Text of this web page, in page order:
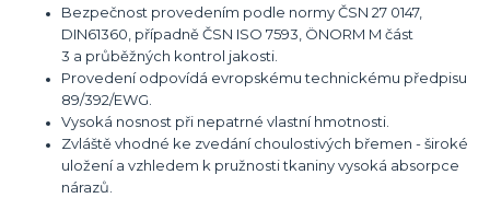
Bezpečnost provedením podle normy ČSN 27 0147,
DIN61360, případně ČSN ISO 7593, ÖNORM M část
3 a průběžných kontrol jakosti.
Provedení odpovídá evropskému technickému předpisu
89/392/EWG.
Vysoká nosnost při nepatrné vlastní hmotnosti.
Zvláště vhodné ke zvedání choulostivých břemen - široké
uložení a vzhledem k pružnosti tkaniny vysoká absorpce
nárazů.